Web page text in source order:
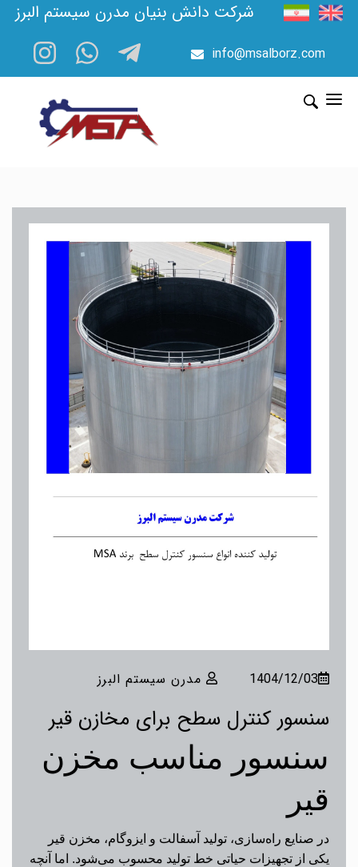
شرکت دانش بنیان مدرن سیستم البرز
info@msalborz.com
1404/12/03 مدرن سیستم البرز
سنسور کنترل سطح برای مخازن قیر
سنسور مناسب مخزن
قیر
در صنایع راه‌سازی، تولید آسفالت و ایزوگام، مخزن قیر
یکی از تجهیزات حیاتی خط تولید محسوب می‌شود. اما آنچه